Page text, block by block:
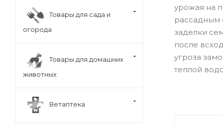
урожая на
рассадным
заделки
после
угроза
теплой
Товары для сада и
огорода
Товары для домашних
животных
Ветаптека